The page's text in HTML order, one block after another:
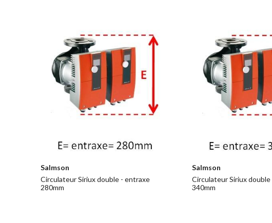
Salmson
Circulateur Siriux double - entraxe
280mm
Salmson
Circulateur Siriux
340mm